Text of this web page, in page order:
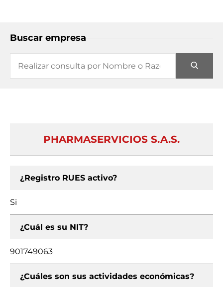
Buscar empresa
PHARMASERVICIOS S.A.S.
¿Registro RUES activo?
Si
¿Cuál es su NIT?
901749063
¿Cuáles son sus actividades económicas?